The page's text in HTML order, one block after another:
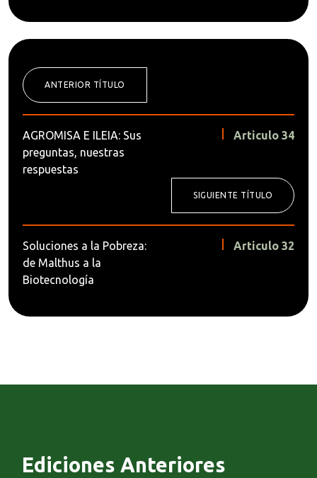
ANTERIOR TÍTULO
AGROMISA E ILEIA: Sus
preguntas, nuestras
respuestas
Articulo 34
SIGUIENTE TÍTULO
Soluciones a la Pobreza:
de Malthus a la
Biotecnología
Articulo 32
Ediciones Anteriores